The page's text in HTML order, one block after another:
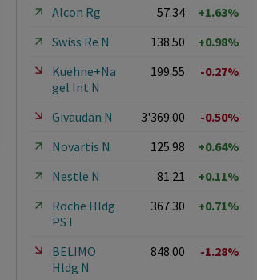
Alcon Rg 57.34
+1.63%
Swiss Re N
138.50
+0.98%
Kuehne+Na
gel Int N
199.55 -0.27%
Givaudan N 3'369.00
-0.50%
Novartis N
125.98
+0.64%
Nestle N
81.21
+0.11%
Roche Hldg
PS I
367.30 +0.71%
BELIMO
Hldg N
848.00 -1.28%